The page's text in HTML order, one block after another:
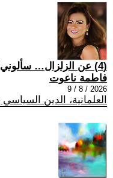
(4) عن الزلزال… سألوني!
فاطمة ناعوت
2026 / 8 / 9
العلمانية، الدين